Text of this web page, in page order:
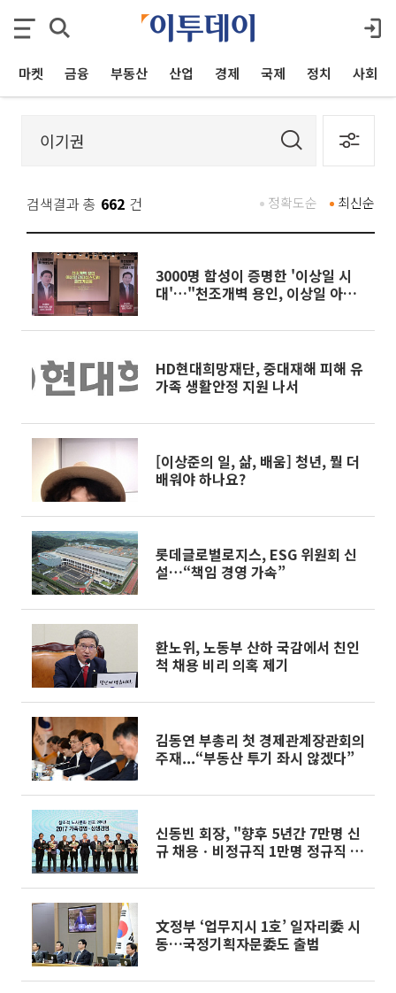
마켓 금융 부동산 산업 경제 국제 정치 사회
검색결과 총 662 건 최신순
정확도순
3000명 함성이 증명한 '이상일 시
대'…"천조개벽 용인, 이상일 아니
HD현대희망재단, 중대재해 피해 유
가족 생활안정 지원 나서
[이상준의 일, 삶, 배움] 청년, 뭘 더
배워야 하나요?
롯데글로벌로지스, ESG 위원회 신
설…“책임 경영 가속”
환노위, 노동부 산하 국감에서 친인
척 채용 비리 의혹 제기
김동연 부총리 첫 경제관계장관회의
주재...“부동산 투기 좌시 않겠다”
신동빈 회장, "향후 5년간 7만명 신
규 채용ㆍ비정규직 1만명 정규직 전
文정부 ‘업무지시 1호’ 일자리委 시
동…국정기획자문委도 출범